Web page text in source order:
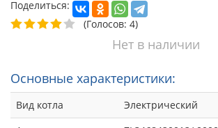
Поделиться:
(Голосов: 4)
Нет в наличии
Основные характеристики:
Вид котла
Электрический